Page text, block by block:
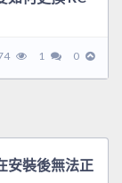
1 0
安裝後無法正
https://